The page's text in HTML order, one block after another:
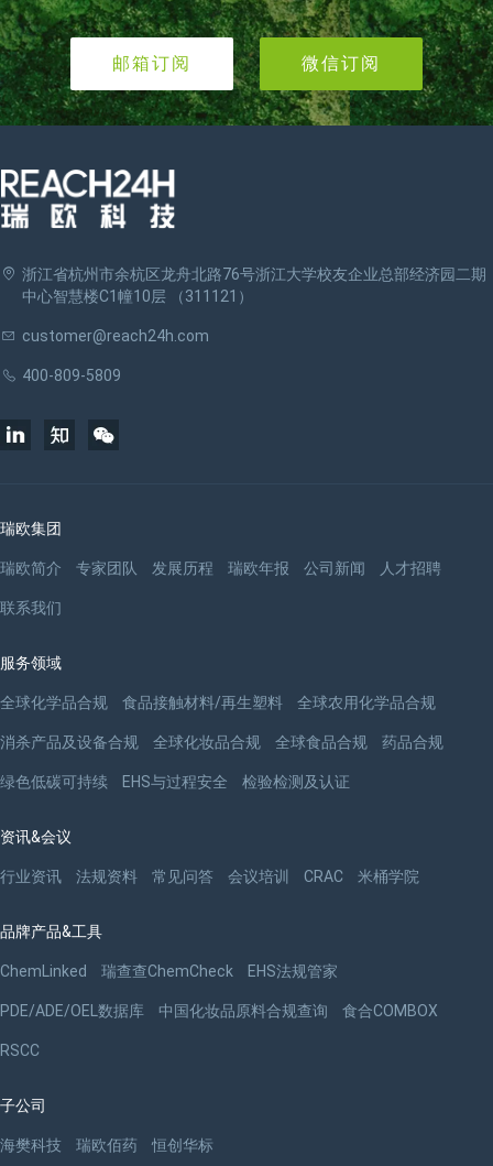
邮箱订阅 微信订阅
浙江省杭州市余杭区龙舟北路76号浙江大学校友企业总部经济园二期
中心智慧楼C1幢10层 （311121）
customer@reach24h.com
400-809-5809
瑞欧集团
瑞欧简介 专家团队 发展历程 瑞欧年报 公司新闻 人才招聘
联系我们
服务领域
全球化学品合规 食品接触材料/再生塑料 全球农用化学品合规
消杀产品及设备合规 全球化妆品合规 全球食品合规 药品合规
绿色低碳可持续 EHS与过程安全 检验检测及认证
资讯&会议
行业资讯 法规资料 常见问答 会议培训 CRAC 米桶学院
品牌产品&工具
ChemLinked 瑞查查ChemCheck EHS法规管家
PDE/ADE/OEL数据库 中国化妆品原料合规查询 食合COMBOX
RSCC
子公司
海樊科技 瑞欧佰药 恒创华标